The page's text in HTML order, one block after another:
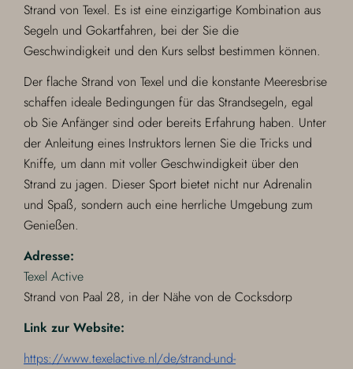
Strand von Texel. Es ist eine einzigartige Kombination aus
Segeln und Gokartfahren, bei der Sie die
Geschwindigkeit und den Kurs selbst bestimmen können.
Der flache Strand von Texel und die konstante Meeresbrise
schaffen ideale Bedingungen für das Strandsegeln, egal
ob Sie Anfänger sind oder bereits Erfahrung haben. Unter
der Anleitung eines Instruktors lernen Sie die Tricks und
Kniffe, um dann mit voller Geschwindigkeit über den
Strand zu jagen. Dieser Sport bietet nicht nur Adrenalin
und Spaß, sondern auch eine herrliche Umgebung zum
Genießen.
Adresse:
Texel Active
Strand von Paal 28, in der Nähe von de Cocksdorp
Link zur Website:
https://www.texelactive.nl/de/strand-und-